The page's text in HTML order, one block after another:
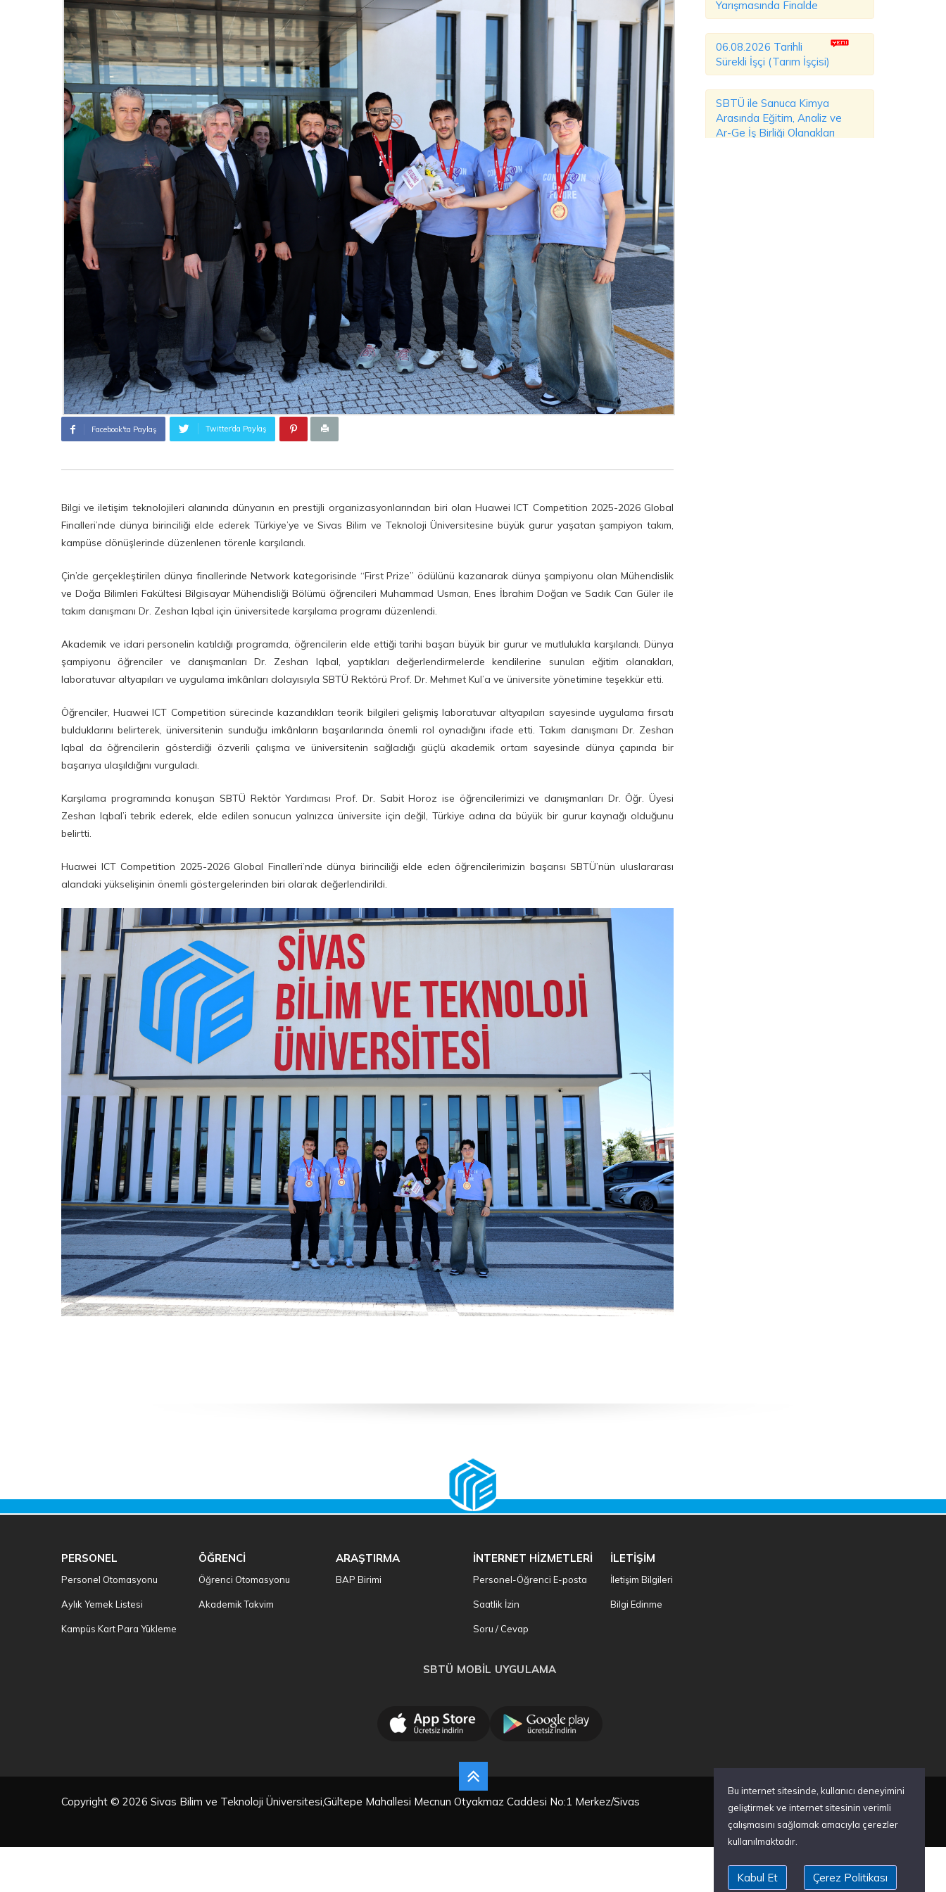
Facebook'ta Paylaş Twitter'da Paylaş
Bilgi ve iletişim teknolojileri alanında dünyanın en prestijli organizasyonlarından biri olan Huawei ICT Competition 2025-2026 Global
Finalleri’nde dünya birinciliği elde ederek Türkiye’ye ve Sivas Bilim ve Teknoloji Üniversitesine büyük gurur yaşatan şampiyon takım,
kampüse dönüşlerinde düzenlenen törenle karşılandı.
Çin’de gerçekleştirilen dünya finallerinde Network kategorisinde “First Prize” ödülünü kazanarak dünya şampiyonu olan Mühendislik
ve Doğa Bilimleri Fakültesi Bilgisayar Mühendisliği Bölümü öğrencileri Muhammad Usman, Enes İbrahim Doğan ve Sadık Can Güler ile
takım danışmanı Dr. Zeshan Iqbal için üniversitede karşılama programı düzenlendi.
Akademik ve idari personelin katıldığı programda, öğrencilerin elde ettiği tarihi başarı büyük bir gurur ve mutlulukla karşılandı. Dünya
şampiyonu öğrenciler ve danışmanları Dr. Zeshan Iqbal, yaptıkları değerlendirmelerde kendilerine sunulan eğitim olanakları,
laboratuvar altyapıları ve uygulama imkânları dolayısıyla SBTÜ Rektörü Prof. Dr. Mehmet Kul’a ve üniversite yönetimine teşekkür etti.
Öğrenciler, Huawei ICT Competition sürecinde kazandıkları teorik bilgileri gelişmiş laboratuvar altyapıları sayesinde uygulama fırsatı
bulduklarını belirterek, üniversitenin sunduğu imkânların başarılarında önemli rol oynadığını ifade etti. Takım danışmanı Dr. Zeshan
Iqbal da öğrencilerin gösterdiği özverili çalışma ve üniversitenin sağladığı güçlü akademik ortam sayesinde dünya çapında bir
başarıya ulaşıldığını vurguladı.
Karşılama programında konuşan SBTÜ Rektör Yardımcısı Prof. Dr. Sabit Horoz ise öğrencilerimizi ve danışmanları Dr. Öğr. Üyesi
Zeshan Iqbal’i tebrik ederek, elde edilen sonucun yalnızca üniversite için değil, Türkiye adına da büyük bir gurur kaynağı olduğunu
belirtti.
Huawei ICT Competition 2025-2026 Global Finalleri’nde dünya birinciliği elde eden öğrencilerimizin başarısı SBTÜ’nün uluslararası
alandaki yükselişinin önemli göstergelerinden biri olarak değerlendirildi.
Yarışmasında Finalde
06.08.2026 Tarihli
Sürekli İşçi (Tarım İşçisi)
SBTÜ ile Sanuca Kimya
Arasında Eğitim, Analiz ve
Ar-Ge İş Birliği Olanakları
PERSONEL
Personel Otomasyonu
Aylık Yemek Listesi
Kampüs Kart Para Yükleme
ÖĞRENCİ
Öğrenci Otomasyonu
Akademik Takvim
ARAŞTIRMA
BAP Birimi
İNTERNET HİZMETLERİ
Personel-Öğrenci E-posta
Saatlik İzin
Soru / Cevap
İLETİŞİM
İletişim Bilgileri
Bilgi Edinme
SBTÜ MOBİL UYGULAMA
Copyright © 2026 Sivas Bilim ve Teknoloji Üniversitesi,Gültepe Mahallesi Mecnun Otyakmaz Caddesi No:1 Merkez/Sivas
Bu internet sitesinde, kullanıcı deneyimini
geliştirmek ve internet sitesinin verimli
çalışmasını sağlamak amacıyla çerezler
kullanılmaktadır.
Kabul Et Çerez Politikası